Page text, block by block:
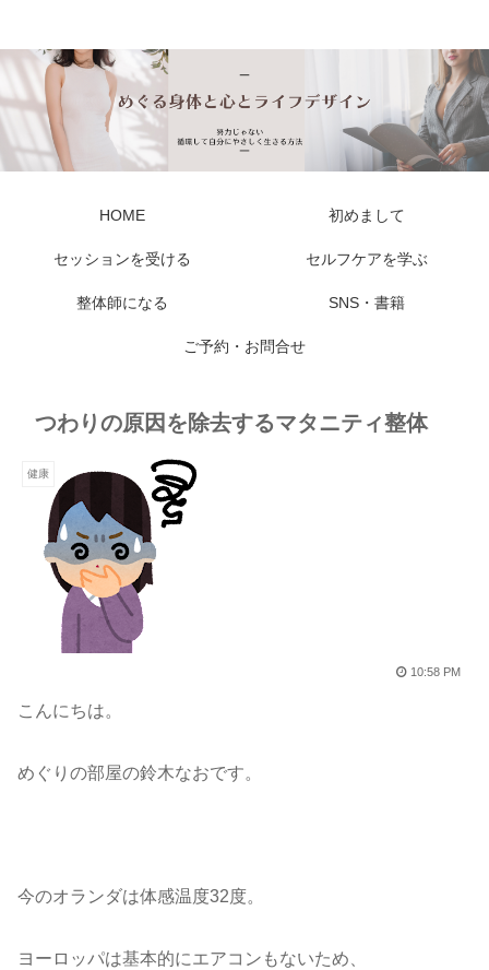
HOME 初めまして
セッションを受ける セルフケアを学ぶ
整体師になる SNS・書籍
ご予約・お問合せ
つわりの原因を除去するマタニティ整体
健康
10:58 PM
こんにちは。
めぐりの部屋の鈴木なおです。
今のオランダは体感温度32度。
ヨーロッパは基本的にエアコンもないため、